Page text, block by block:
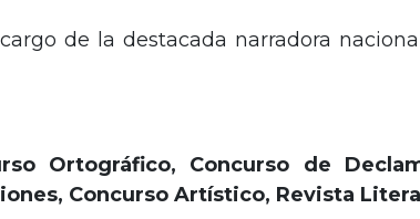
de la destacada narradora
Ortográfico, Concurso de
Concurso Artístico, Revista